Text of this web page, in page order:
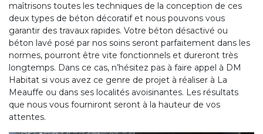
maîtrisons toutes les techniques de la conception de ces
deux types de béton décoratif et nous pouvons vous
garantir des travaux rapides. Votre béton désactivé ou
béton lavé posé par nos soins seront parfaitement dans les
normes, pourront être vite fonctionnels et dureront très
longtemps. Dans ce cas, n’hésitez pas à faire appel à DM
Habitat si vous avez ce genre de projet à réaliser à La
Meauffe ou dans ses localités avoisinantes. Les résultats
que nous vous fourniront seront à la hauteur de vos
attentes.